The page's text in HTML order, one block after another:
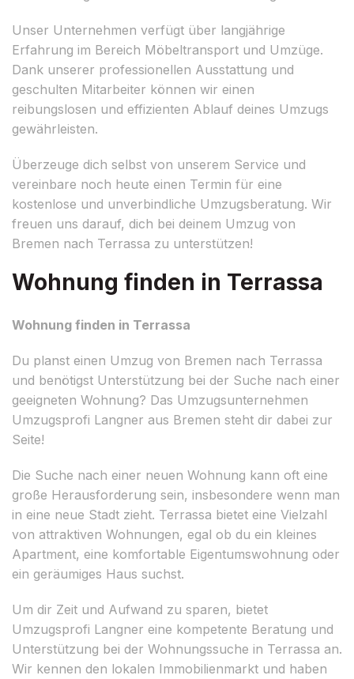
Unser Unternehmen verfügt über langjährige
Erfahrung im Bereich Möbeltransport und Umzüge.
Dank unserer professionellen Ausstattung und
geschulten Mitarbeiter können wir einen
reibungslosen und effizienten Ablauf deines Umzugs
gewährleisten.
Überzeuge dich selbst von unserem Service und
vereinbare noch heute einen Termin für eine
kostenlose und unverbindliche Umzugsberatung. Wir
freuen uns darauf, dich bei deinem Umzug von
Bremen nach Terrassa zu unterstützen!
Wohnung finden in Terrassa
Wohnung finden in Terrassa
Du planst einen Umzug von Bremen nach Terrassa
und benötigst Unterstützung bei der Suche nach einer
geeigneten Wohnung? Das Umzugsunternehmen
Umzugsprofi Langner aus Bremen steht dir dabei zur
Seite!
Die Suche nach einer neuen Wohnung kann oft eine
große Herausforderung sein, insbesondere wenn man
in eine neue Stadt zieht. Terrassa bietet eine Vielzahl
von attraktiven Wohnungen, egal ob du ein kleines
Apartment, eine komfortable Eigentumswohnung oder
ein geräumiges Haus suchst.
Um dir Zeit und Aufwand zu sparen, bietet
Umzugsprofi Langner eine kompetente Beratung und
Unterstützung bei der Wohnungssuche in Terrassa an.
Wir kennen den lokalen Immobilienmarkt und haben